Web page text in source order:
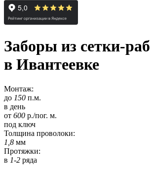
Заборы из сетки-
в Ивантеевке
Монтаж:
до 150 п.м.
в день
от 600 р./пог. м.
под ключ
Толщина проволоки:
1,8 мм
Протяжки:
в 1-2 ряда